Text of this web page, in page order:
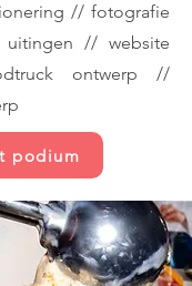
// fotografie
// website
ontwerp //
podium